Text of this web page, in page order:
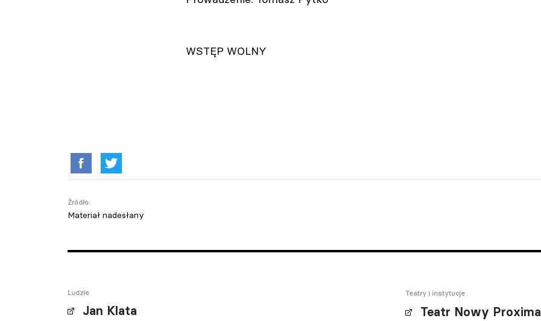
WSTĘP WOLNY
Źródło:
Materiał nadesłany
Ludzie
Jan Klata
Teatry i instytucje
Teatr Nowy Proxima